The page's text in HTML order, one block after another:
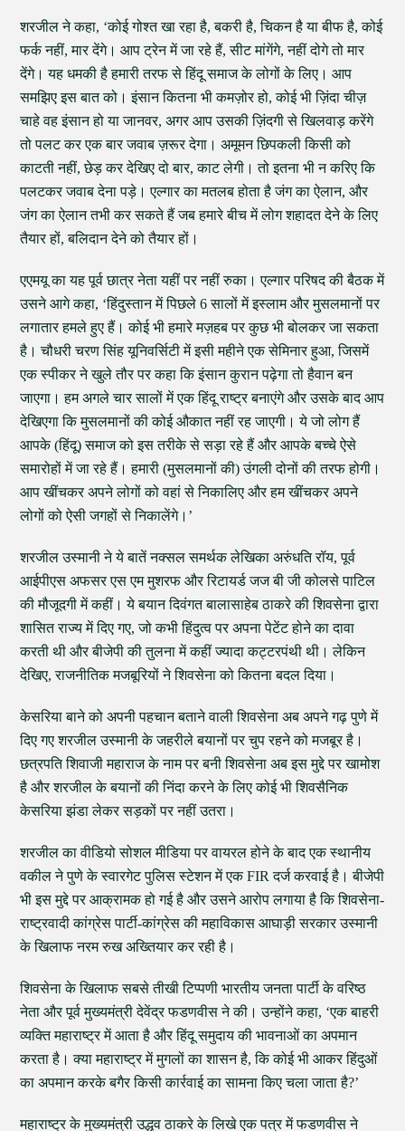
शरजील ने कहा, ‘कोई गोश्त खा रहा है, बकरी है, चिकन है या बीफ है, कोई
फर्क नहीं, मार देंगे। आप ट्रेन में जा रहे हैं, सीट मांगेंगे, नहीं दोगे तो मार
देंगे। यह धमकी है हमारी तरफ से हिंदू समाज के लोगों के लिए। आप
समझिए इस बात को। इंसान कितना भी कमज़ोर हो, कोई भी ज़िंदा चीज़
चाहे वह इंसान हो या जानवर, अगर आप उसकी ज़िंदगी से खिलवाड़ करेंगे
तो पलट कर एक बार जवाब ज़रूर देगा। अमूमन छिपकली किसी को
काटती नहीं, छेड़ कर देखिए दो बार, काट लेगी। तो इतना भी न करिए कि
पलटकर जवाब देना पड़े। एल्गार का मतलब होता है जंग का ऐलान, और
जंग का ऐलान तभी कर सकते हैं जब हमारे बीच में लोग शहादत देने के लिए
तैयार हों, बलिदान देने को तैयार हों।
एएमयू का यह पूर्व छात्र नेता यहीं पर नहीं रुका। एल्गार परिषद की बैठक में
उसने आगे कहा, ‘हिंदुस्तान में पिछले 6 सालों में इस्लाम और मुसलमानों पर
लगातार हमले हुए हैं। कोई भी हमारे मज़हब पर कुछ भी बोलकर जा सकता
है। चौधरी चरण सिंह यूनिवर्सिटी में इसी महीने एक सेमिनार हुआ, जिसमें
एक स्पीकर ने खुले तौर पर कहा कि इंसान कुरान पढ़ेगा तो हैवान बन
जाएगा। हम अगले चार सालों में एक हिंदू राष्ट्र बनाएंगे और उसके बाद आप
देखिएगा कि मुसलमानों की कोई औकात नहीं रह जाएगी। ये जो लोग हैं
आपके (हिंदू) समाज को इस तरीके से सड़ा रहे हैं और आपके बच्चे ऐसे
समारोहों में जा रहे हैं। हमारी (मुसलमानों की) उंगली दोनों की तरफ होगी।
आप खींचकर अपने लोगों को वहां से निकालिए और हम खींचकर अपने
लोगों को ऐसी जगहों से निकालेंगे।’
शरजील उस्मानी ने ये बातें नक्सल समर्थक लेखिका अरुंधति रॉय, पूर्व
आईपीएस अफसर एस एम मुशरफ और रिटायर्ड जज बी जी कोलसे पाटिल
की मौजूदगी में कहीं। ये बयान दिवंगत बालासाहेब ठाकरे की शिवसेना द्वारा
शासित राज्य में दिए गए, जो कभी हिंदुत्व पर अपना पेटेंट होने का दावा
करती थी और बीजेपी की तुलना में कहीं ज्यादा कट्टरपंथी थी। लेकिन
देखिए, राजनीतिक मजबूरियों ने शिवसेना को कितना बदल दिया।
केसरिया बाने को अपनी पहचान बताने वाली शिवसेना अब अपने गढ़ पुणे में
दिए गए शरजील उस्मानी के जहरीले बयानों पर चुप रहने को मजबूर है।
छत्रपति शिवाजी महाराज के नाम पर बनी शिवसेना अब इस मुद्दे पर खामोश
है और शरजील के बयानों की निंदा करने के लिए कोई भी शिवसैनिक
केसरिया झंडा लेकर सड़कों पर नहीं उतरा।
शरजील का वीडियो सोशल मीडिया पर वायरल होने के बाद एक स्थानीय
वकील ने पुणे के स्वारगेट पुलिस स्टेशन में एक FIR दर्ज करवाई है। बीजेपी
भी इस मुद्दे पर आक्रामक हो गई है और उसने आरोप लगाया है कि शिवसेना-
राष्ट्रवादी कांग्रेस पार्टी-कांग्रेस की महाविकास आघाड़ी सरकार उस्मानी
के खिलाफ नरम रुख अख्तियार कर रही है।
शिवसेना के खिलाफ सबसे तीखी टिप्पणी भारतीय जनता पार्टी के वरिष्ठ
नेता और पूर्व मुख्यमंत्री देवेंद्र फडणवीस ने की। उन्होंने कहा, ‘एक बाहरी
व्यक्ति महाराष्ट्र में आता है और हिंदू समुदाय की भावनाओं का अपमान
करता है। क्या महाराष्ट्र में मुगलों का शासन है, कि कोई भी आकर हिंदुओं
का अपमान करके बगैर किसी कार्रवाई का सामना किए चला जाता है?’
महाराष्ट्र के मुख्यमंत्री उद्धव ठाकरे के लिखे एक पत्र में फडणवीस ने